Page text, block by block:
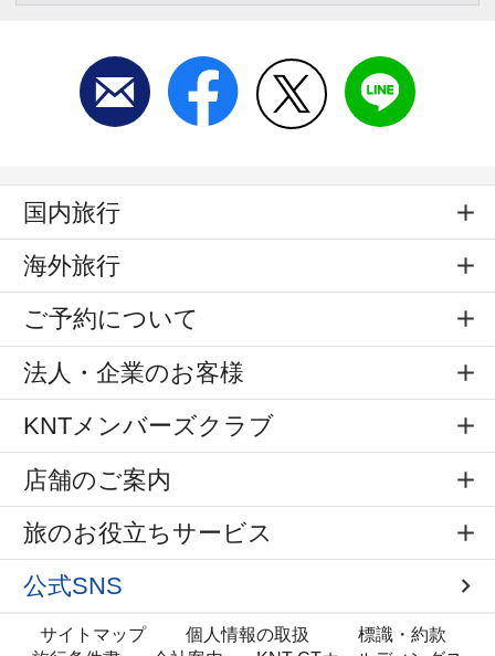
国内旅行
海外旅行
ご予約について
法人・企業のお客様
KNTメンバーズクラブ
店舗のご案内
旅のお役立ちサービス
公式SNS
サイトマップ 個人情報の取扱
標識・約款